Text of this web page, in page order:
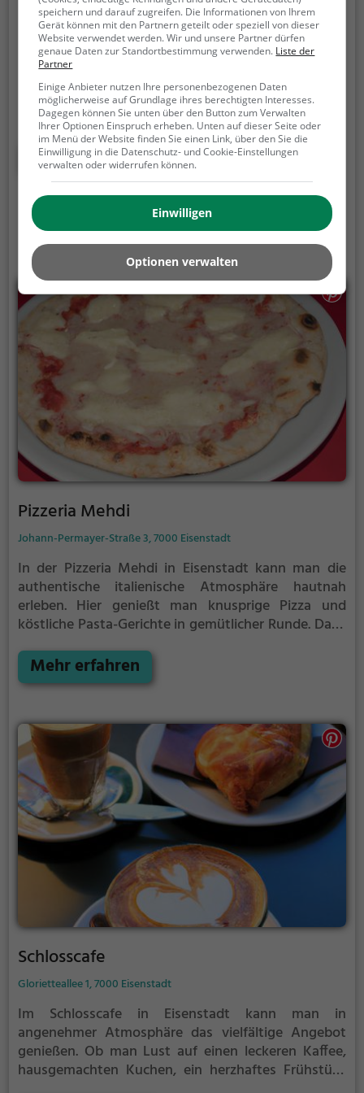
Esterhazyplatz 5, 7000 Eisenstadt
Im Herzen von Eisenstadt befindet sich das
Restaurant Henrici, wo man in stilvollem Ambiente
eine vielfältige Auswahl an biologischen Gerichten,
veganen und vegetarischen Speisen sowie leckeren
Cocktails genießen kann. Egal ob zum Frühstück
oder zum Brunch, hier wird man kulinarisch
verwöhnt. Tauche ein in die gemütliche Atmosphäre
und lass dich von den Köstlichkeiten überraschen.
Ein Muss für alle Feinschmecker und Genießer!
Mehr erfahren
Pizzeria Mehdi
Johann-Permayer-Straße 3, 7000 Eisenstadt
In der Pizzeria Mehdi in Eisenstadt kann man die
authentische italienische Atmosphäre hautnah
erleben. Hier genießt man knusprige Pizza und
köstliche Pasta-Gerichte in gemütlicher Runde. Dazu
und erfrischendem Bier. Tauche ein in die Welt des
italienischen Genusses und lasse dich von den
mit Freunden, Familie oder dem Partner - hier findet
man immer das passende Gericht in einem
entspannten und ansprechenden Ambiente. Die
Pizzeria Mehdi lädt dazu ein, den Alltag hinter sich
zu lassen und sich kulinarisch verwöhnen zu lassen.
Mehr erfahren
Schlosscafe
Glorietteallee 1, 7000 Eisenstadt
Im Schlosscafe in Eisenstadt kann man in
angenehmer Atmosphäre das vielfältige Angebot
genießen. Ob man Lust auf einen leckeren Kaffee,
hausgemachten Kuchen, ein herzhaftes Frühstück
speichern und darauf zugreifen. Die Informationen von Ihrem
Gerät können mit den Partnern geteilt oder speziell von dieser
Website verwendet werden. Wir und unsere Partner dürfen
genaue Daten zur Standortbestimmung verwenden. Liste der
Partner
Einige Anbieter nutzen Ihre personenbezogenen Daten
möglicherweise auf Grundlage ihres berechtigten Interesses.
Dagegen können Sie unten über den Button zum Verwalten
Ihrer Optionen Einspruch erheben. Unten auf dieser Seite oder
im Menü der Website finden Sie einen Link, über den Sie die
Einwilligung in die Datenschutz- und Cookie-Einstellungen
verwalten oder widerrufen können.
Einwilligen
Optionen verwalten